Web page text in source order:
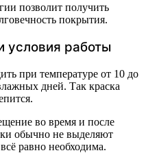
позволит получить
покрытия.
работы
при температуре от 10 до
дней. Так краска
во время и после
обычно не выделяют
равно необходима.